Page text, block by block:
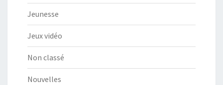
Jeunesse
Jeux vidéo
Non classé
Nouvelles